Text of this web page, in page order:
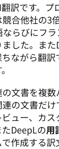
訳です。プ
合他社の3
らびにフラ
した。ま
ながら翻
文書を複
の文書だ
ュー、カ
DeepLの用
作成する訳